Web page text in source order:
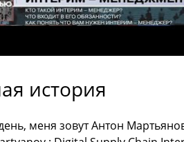
история
меня зовут Антон